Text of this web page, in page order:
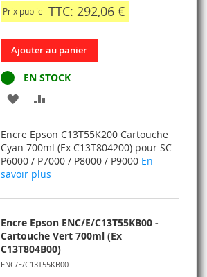
Prix public TTC: 292,06 €
Ajouter au panier
EN STOCK
AJOUTER
MA
LISTE
D’ENVIE
COMPARATEUR
Encre Epson C13T55K200 Cartouche
Cyan 700ml (Ex C13T804200) pour SC-
P6000 / P7000 / P8000 / P9000 En
savoir plus
Encre Epson ENC/E/C13T55KB00 -
Cartouche Vert 700ml (Ex
C13T804B00)
ENC/E/C13T55KB00